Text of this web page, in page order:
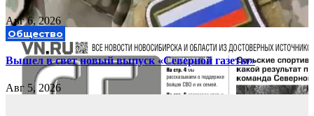
Авг 6, 2026
Общество
Вышел в свет новый выпуск «Северной газеты»
Авг 5, 2026